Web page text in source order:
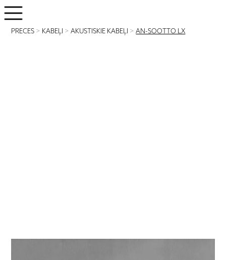
PRECES > KABEĻI >AKUSTISKIE KABEĻI >AN-SOOTTO LX